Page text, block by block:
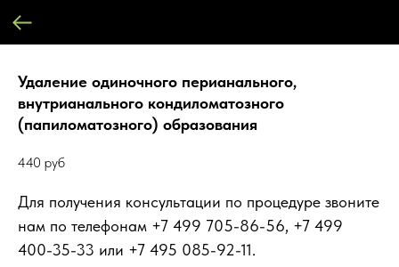
Удаление одиночного перианального,
внутрианального кондиломатозного
(папиломатозного) образования
440 руб
Для получения консультации по процедуре звоните
нам по телефонам +7 499 705-86-56, +7 499
400-35-33 или +7 495 085-92-11.